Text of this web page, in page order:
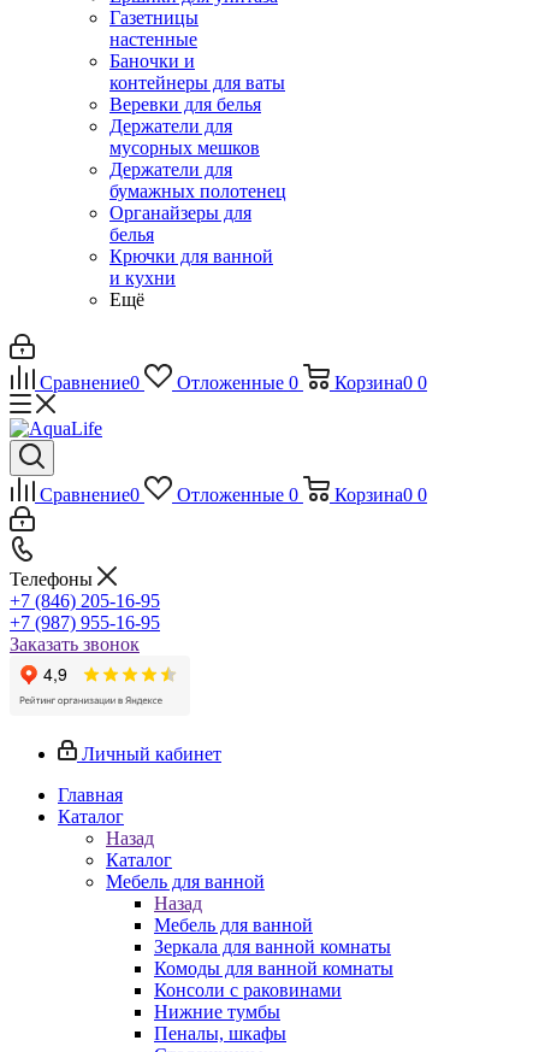
Газетницы
настенные
Баночки и
контейнеры для ваты
Веревки для белья
Держатели для
мусорных мешков
Держатели для
бумажных полотенец
Органайзеры для
белья
Крючки для ванной
и кухни
Ещё
Сравнение0 Отложенные 0 Корзина0 0
Сравнение0 Отложенные 0 Корзина0 0
Телефоны
+7 (846) 205-16-95
+7 (987) 955-16-95
Заказать звонок
Личный кабинет
Главная
Каталог
Назад
Каталог
Мебель для ванной
Назад
Мебель для ванной
Зеркала для ванной комнаты
Комоды для ванной комнаты
Консоли с раковинами
Нижние тумбы
Пеналы, шкафы